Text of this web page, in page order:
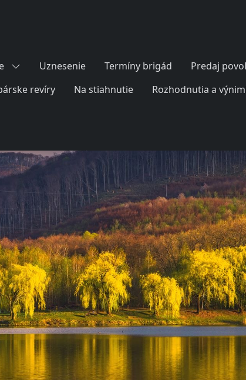
Uznesenie Termíny brigád Predaj
revíry Na stiahnutie Rozhodnutia a